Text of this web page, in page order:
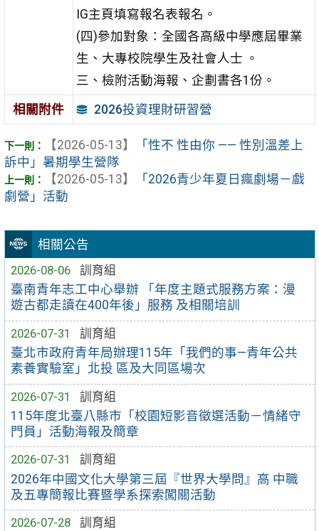
相關公告
2026-08-06
訓育組
臺南青年志工中心舉辦 「年度主題式服務方案：漫
遊古都走讀在400年後」服務 及相關培訓
2026-07-31
訓育組
臺北市政府青年局辦理115年「我們的事—青年公共
素養實驗室」北投 區及大同區場次
2026-07-31
訓育組
115年度北臺八縣市「校園短影音徵選活動－情緒守
門員」活動海報及簡章
2026-07-31
訓育組
2026年中國文化大學第三屆『世界大學問』高 中職
及五專簡報比賽暨學系探索闖關活動
2026-07-28
訓育組
IG主頁填寫報名表報名。
(四)參加對象：全國各高級中學應屆畢業
生、大專校院學生及社會人士 。
三、檢附活動海報、企劃書各1份。
相關附件 2026投資理財研習營
【2026-05-13】
「性不 性由你 —— 性別溫差上
訴中」暑期學生營隊
【2026-05-13】
「2026青少年夏日瘋劇場－戲
劇營」活動